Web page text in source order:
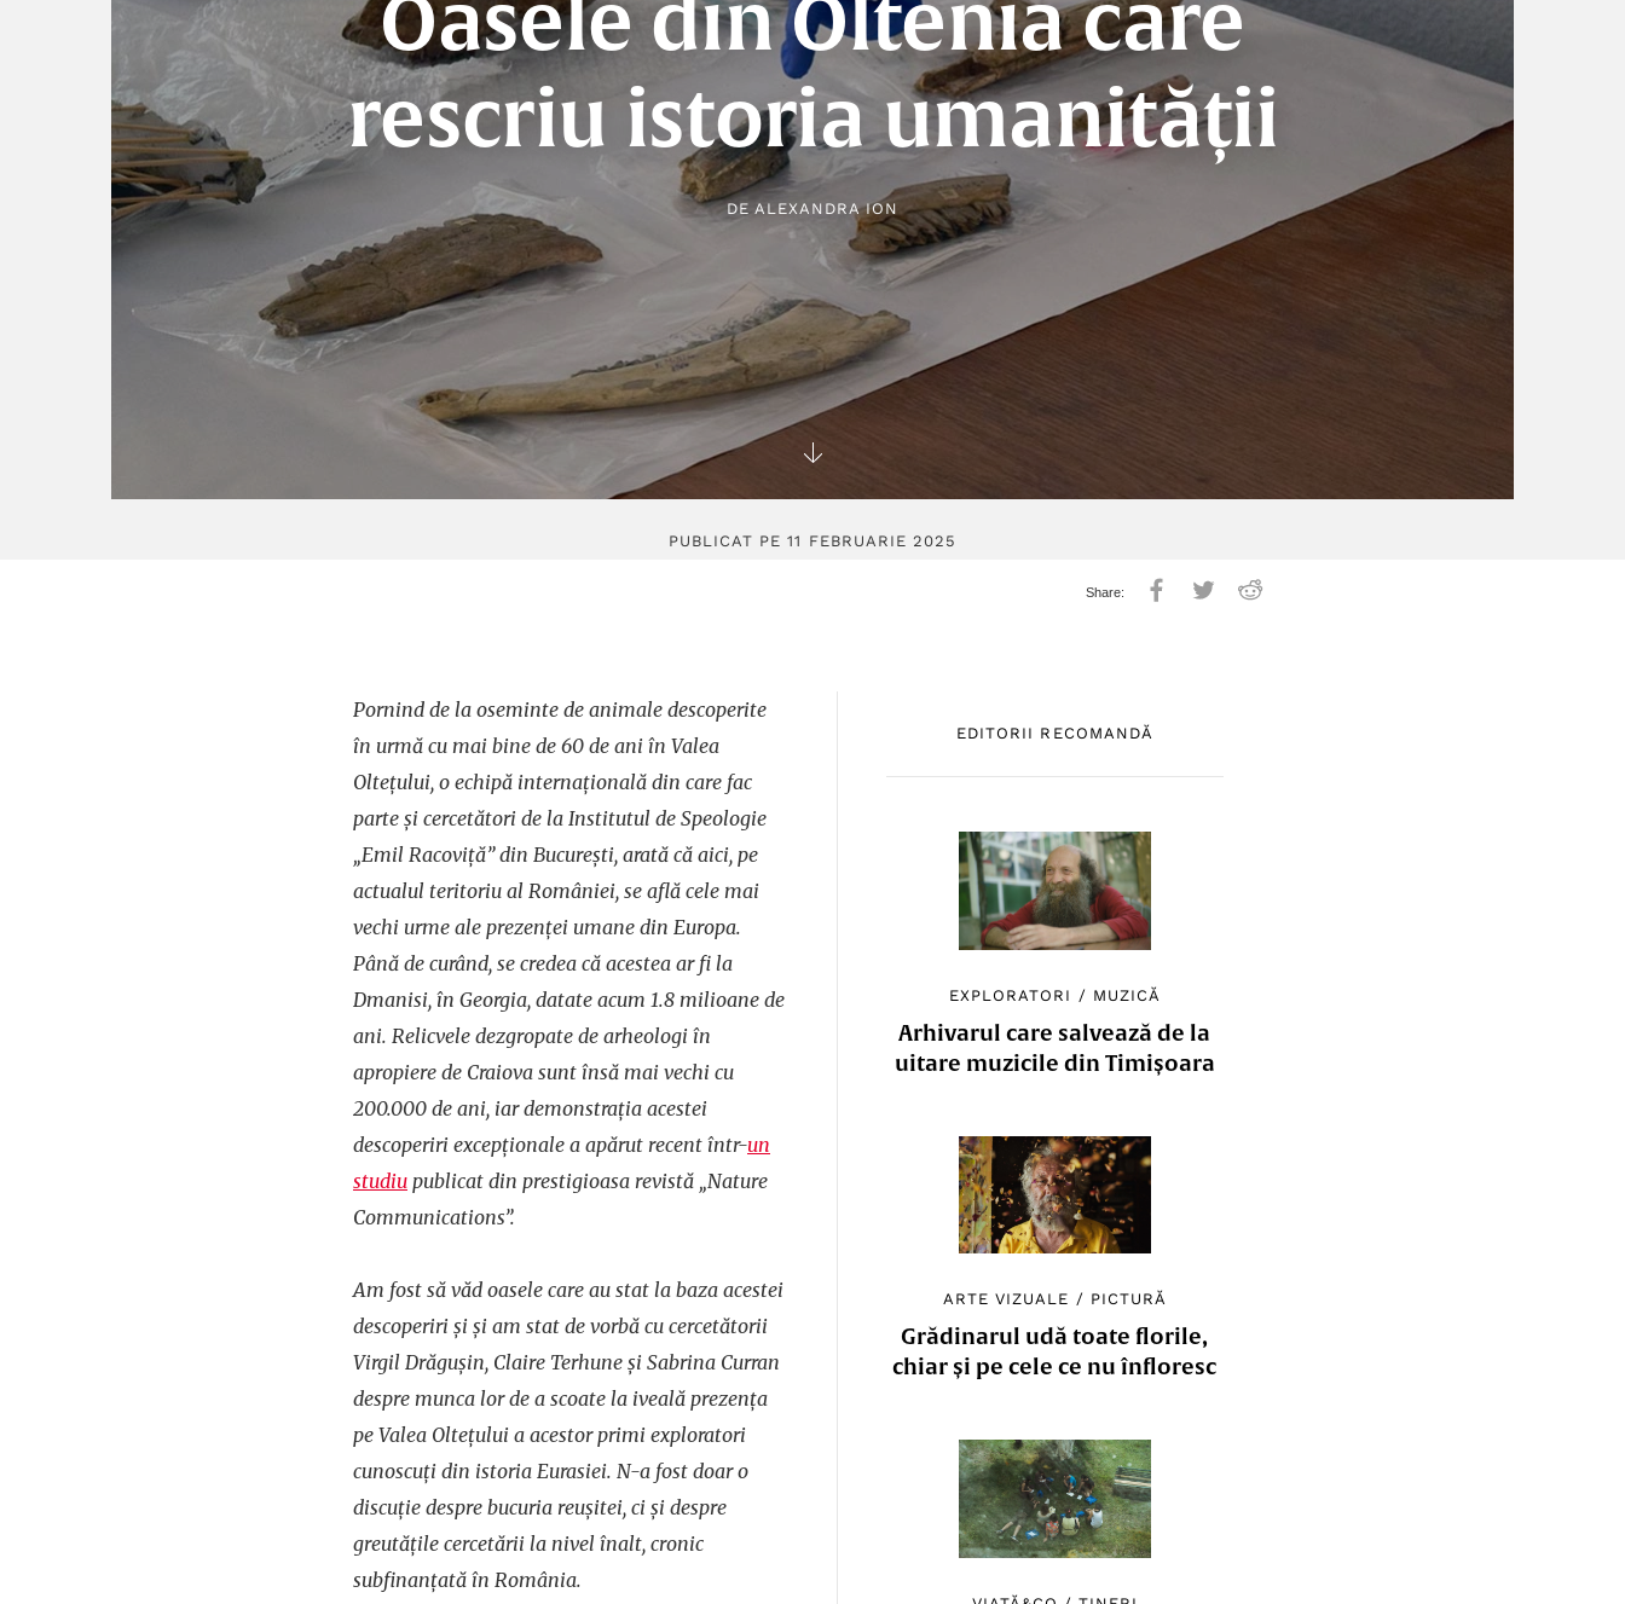
Oasele din Oltenia care
rescriu istoria umanității
DE ALEXANDRA ION
PUBLICAT PE 11 FEBRUARIE 2025
EDITORII RECOMANDĂ
EXPLORATORI / MUZICĂ
Arhivarul care salvează de la
uitare muzicile din Timișoara
ARTE VIZUALE / PICTURĂ
Grădinarul udă toate florile,
chiar și pe cele ce nu înfloresc
Pornind de la oseminte de animale descoperite
în urmă cu mai bine de 60 de ani în Valea
Oltețului, o echipă internațională din care fac
parte și cercetători de la Institutul de Speologie
„Emil Racoviță” din București, arată că aici, pe
actualul teritoriu al României, se află cele mai
vechi urme ale prezenței umane din Europa.
Până de curând, se credea că acestea ar fi la
Dmanisi, în Georgia, datate acum 1.8 milioane de
ani. Relicvele dezgropate de arheologi în
apropiere de Craiova sunt însă mai vechi cu
200.000 de ani, iar demonstrația acestei
descoperiri excepționale a apărut recent într-un
studiu publicat din prestigioasa revistă „Nature
Communications”.
Am fost să văd oasele care au stat la baza acestei
descoperiri și și am stat de vorbă cu cercetătorii
Virgil Drăgușin, Claire Terhune și Sabrina Curran
despre munca lor de a scoate la iveală prezența
pe Valea Oltețului a acestor primi exploratori
cunoscuți din istoria Eurasiei. N-a fost doar o
discuție despre bucuria reușitei, ci și despre
greutățile cercetării la nivel înalt, cronic
subfinanțată în România.